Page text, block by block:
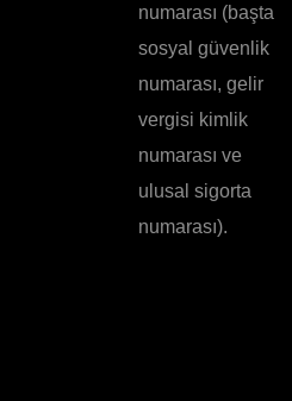
numarası (başta
sosyal güvenlik
numarası, gelir
vergisi kimlik
numarası ve
ulusal sigorta
numarası).